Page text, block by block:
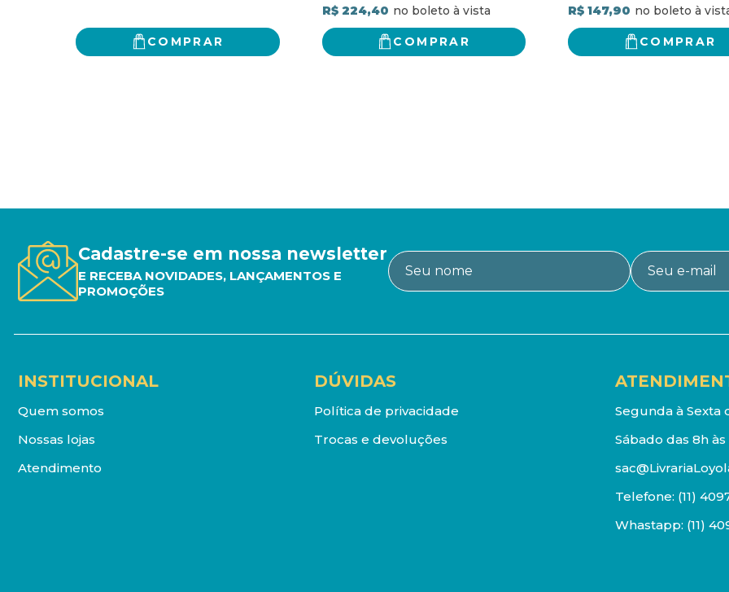
COMPRAR
R$ 224,40
COMPRAR
R$ 147,90
COMPRAR
Cadastre-se em nossa newsletter
E RECEBA NOVIDADES, LANÇAMENTOS E
PROMOÇÕES
INSTITUCIONAL
Quem somos
Nossas lojas
Atendimento
DÚVIDAS
Política de privacidade
Trocas e devoluções
Segunda à Sexta
Sábado das 8h às
Telefone: (11)
Whastapp: (11)